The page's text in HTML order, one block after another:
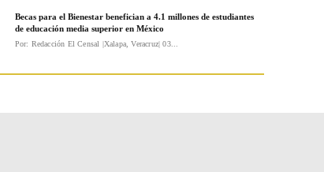
Becas para el Bienestar benefician a 4.1 millones de estudiantes
de educación media superior en México
Por: Redacción El Censal |Xalapa, Veracruz| 03...